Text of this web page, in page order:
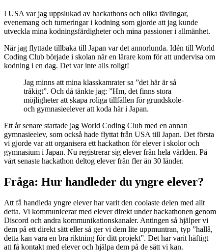
I USA var jag uppslukad av hackathons och olika tävlingar,
evenemang och turneringar i kodning som gjorde att jag kunde
utveckla mina kodningsfärdigheter och mina passioner i allmänhet.
När jag flyttade tillbaka till Japan var det annorlunda. Idén till World
Coding Club började i skolan när en lärare kom för att undervisa om
kodning i en dag. Det var inte alls roligt!
Jag minns att mina klasskamrater sa ”det här är så
tråkigt”. Och då tänkte jag: ”Hm, det finns stora
möjligheter att skapa roliga tillfällen för grundskole-
och gymnasieelever att koda här i Japan.
Ett år senare startade jag World Coding Club med en annan
gymnasieelev, som också hade flyttat från USA till Japan. Det första
vi gjorde var att organisera ett hackathon för elever i skolor och
gymnasium i Japan. Nu registrerar sig elever från hela världen. På
vårt senaste hackathon deltog elever från fler än 30 länder.
Fråga: Hur handleder du yngre elever?
Att få handleda yngre elever har varit den coolaste delen med allt
detta. Vi kommunicerar med elever direkt under hackathonen genom
Discord och andra kommunikationskanaler. Antingen så hjälper vi
dem på ett direkt sätt eller så ger vi dem lite uppmuntran, typ ”hallå,
detta kan vara en bra riktning för ditt projekt”. Det har varit häftigt
att få kontakt med elever och hjälpa dem på de sätt vi kan.